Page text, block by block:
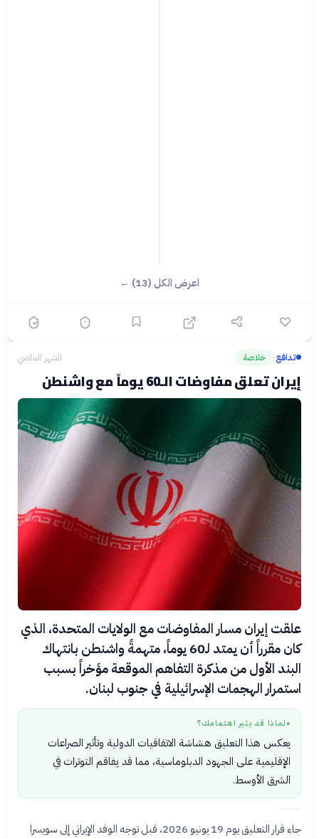
اعرض الكل (13) ←
تدافع› خلاصة الشهر الماضي
إيران تعلق مفاوضات الـ60 يوماً مع واشنطن
علقت إيران مسار المفاوضات مع الولايات المتحدة، الذي
كان مقرراً أن يمتد لـ60 يوماً، متهمةً واشنطن بانتهاك
البند الأول من مذكرة التفاهم الموقعة مؤخراً بسبب
استمرار الهجمات الإسرائيلية في جنوب لبنان.
● لماذا قد يثير اهتمامك؟
يعكس هذا التعليق هشاشة الاتفاقيات الدولية وتأثير الصراعات
الإقليمية على الجهود الدبلوماسية، مما قد يفاقم التوترات في
الشرق الأوسط.
جاء قرار التعليق يوم 19 يونيو 2026، قبل توجه الوفد الإيراني إلى سويسرا